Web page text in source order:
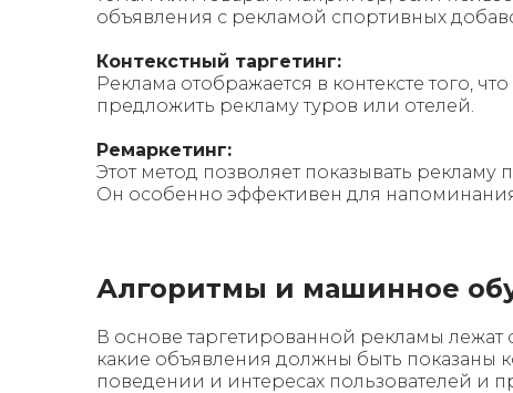
объявления с рекламой спортивных
Контекстный таргетинг:
Реклама отображается в контексте того,
предложить рекламу туров или отелей.
Ремаркетинг:
Этот метод позволяет показывать
Он особенно эффективен для
Алгоритмы и машинное
В основе таргетированной рекламы
какие объявления должны быть показаны
поведении и интересах пользователей и